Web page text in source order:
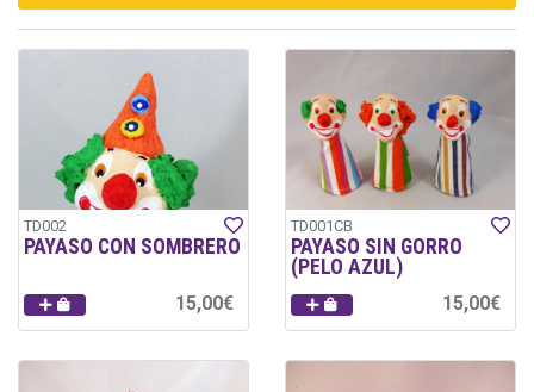
TD002
PAYASO CON SOMBRERO
15,00€
TD001CB
PAYASO SIN GORRO
(PELO AZUL)
15,00€